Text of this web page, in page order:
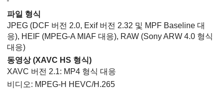
파일 형식
JPEG (DCF 버전 2.0, Exif 버전 2.32 및 MPF Baseline 대
응), HEIF (MPEG-A MIAF 대응), RAW (Sony ARW 4.0 형식
대응)
동영상 (XAVC HS 형식)
XAVC 버전 2.1: MP4 형식 대응
비디오: MPEG-H HEVC/H.265